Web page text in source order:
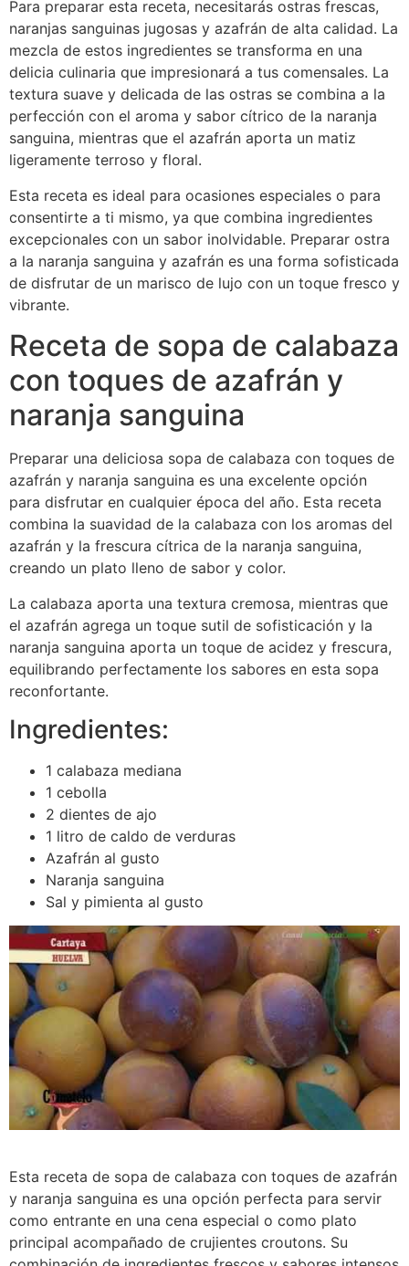
Para preparar esta receta, necesitarás ostras frescas,
naranjas sanguinas jugosas y azafrán de alta calidad. La
mezcla de estos ingredientes se transforma en una
delicia culinaria que impresionará a tus comensales. La
textura suave y delicada de las ostras se combina a la
perfección con el aroma y sabor cítrico de la naranja
sanguina, mientras que el azafrán aporta un matiz
ligeramente terroso y floral.
Esta receta es ideal para ocasiones especiales o para
consentirte a ti mismo, ya que combina ingredientes
excepcionales con un sabor inolvidable. Preparar ostra
a la naranja sanguina y azafrán es una forma sofisticada
de disfrutar de un marisco de lujo con un toque fresco y
vibrante.
Receta de sopa de calabaza
con toques de azafrán y
naranja sanguina
Preparar una deliciosa sopa de calabaza con toques de
azafrán y naranja sanguina es una excelente opción
para disfrutar en cualquier época del año. Esta receta
combina la suavidad de la calabaza con los aromas del
azafrán y la frescura cítrica de la naranja sanguina,
creando un plato lleno de sabor y color.
La calabaza aporta una textura cremosa, mientras que
el azafrán agrega un toque sutil de sofisticación y la
naranja sanguina aporta un toque de acidez y frescura,
equilibrando perfectamente los sabores en esta sopa
reconfortante.
Ingredientes:
1 calabaza mediana
1 cebolla
2 dientes de ajo
1 litro de caldo de verduras
Azafrán al gusto
Naranja sanguina
Sal y pimienta al gusto
Esta receta de sopa de calabaza con toques de azafrán
y naranja sanguina es una opción perfecta para servir
como entrante en una cena especial o como plato
principal acompañado de crujientes croutons. Su